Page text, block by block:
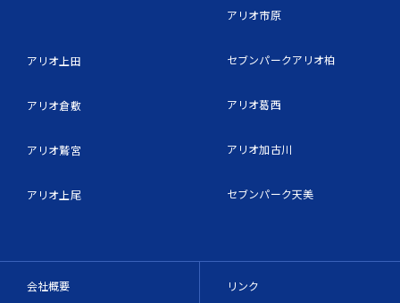
アリオ上田
アリオ倉敷
アリオ鷲宮
アリオ上尾
アリオ市原
セブンパークアリオ柏
アリオ葛西
アリオ加古川
セブンパーク天美
会社概要 リンク